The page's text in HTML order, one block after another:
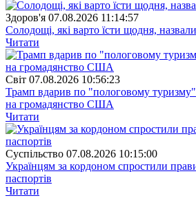
Здоров'я 07.08.2026 11:14:57
Солодощі, які варто їсти щодня,
Читати
Свiт 07.08.2026 10:56:23
Трамп вдарив по "пологовому
на громадянство США
Читати
Суспiльство 07.08.2026 10:15:00
Українцям за кордоном спростили
паспортів
Читати